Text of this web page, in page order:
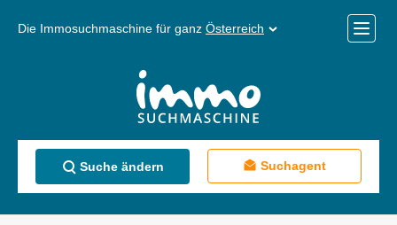
Die Immosuchmaschine für ganz Österreich
Menü
Suche ändern Suchagent